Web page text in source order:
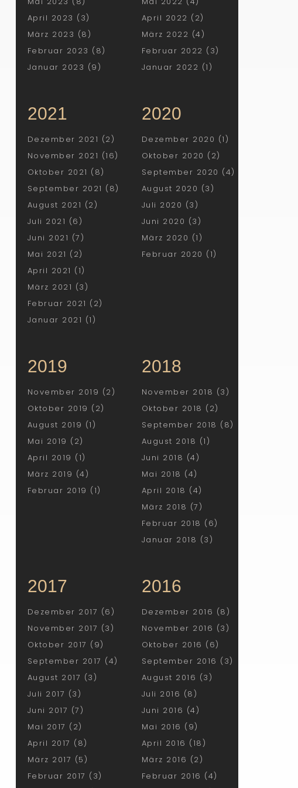
April 2023 (3)
März 2023 (8)
Februar 2023 (8)
Januar 2023 (9)
April 2022 (2)
März 2022 (4)
Februar 2022 (3)
Januar 2022 (1)
2021
Dezember 2021 (2)
November 2021 (16)
Oktober 2021 (8)
September 2021 (8)
August 2021 (2)
Juli 2021 (6)
Juni 2021 (7)
Mai 2021 (2)
April 2021 (1)
März 2021 (3)
Februar 2021 (2)
Januar 2021 (1)
2020
Dezember 2020 (1)
Oktober 2020 (2)
September 2020 (4)
August 2020 (3)
Juli 2020 (3)
Juni 2020 (3)
März 2020 (1)
Februar 2020 (1)
2019
November 2019 (2)
Oktober 2019 (2)
August 2019 (1)
Mai 2019 (2)
April 2019 (1)
März 2019 (4)
Februar 2019 (1)
2018
November 2018 (3)
Oktober 2018 (2)
September 2018 (8)
August 2018 (1)
Juni 2018 (4)
Mai 2018 (4)
April 2018 (4)
März 2018 (7)
Februar 2018 (6)
Januar 2018 (3)
2017
Dezember 2017 (6)
November 2017 (3)
Oktober 2017 (9)
September 2017 (4)
August 2017 (3)
Juli 2017 (3)
Juni 2017 (7)
Mai 2017 (2)
April 2017 (8)
März 2017 (5)
Februar 2017 (3)
2016
Dezember 2016 (8)
November 2016 (3)
Oktober 2016 (6)
September 2016 (3)
August 2016 (3)
Juli 2016 (8)
Juni 2016 (4)
Mai 2016 (9)
April 2016 (18)
März 2016 (2)
Februar 2016 (4)